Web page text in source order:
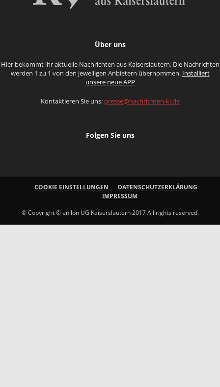
Über uns
Hier bekommt ihr aktuelle Nachrichten aus Kaiserslautern. Die Nachrichten
werden 1 zu 1 von den jeweiligen Anbietern übernommen. Installiert
unsere neue APP
Kontaktieren Sie uns: presse@nachrichten-kl.de
Folgen Sie uns
COOKIE EINSTELLUNGEN
DATENSCHUTZERKLÄRUNG
IMPRESSUM
© Copyright © enilon UG Kaiserslautern 2017 All rights reserved.